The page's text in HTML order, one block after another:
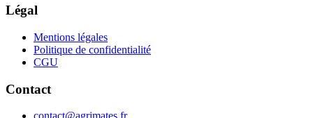
Légal
Mentions légales
Politique de confidentialité
CGU
Contact